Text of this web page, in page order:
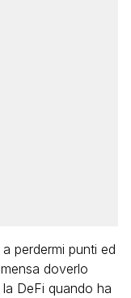
a perdermi punti ed
doverlo
DeFi quando ha